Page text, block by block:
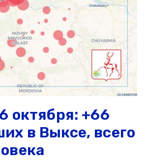
октября: +66
в Выксе, всего